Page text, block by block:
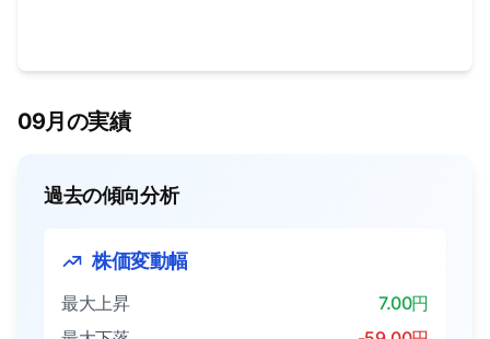
09月の実績
過去の傾向分析
株価変動幅
最大上昇
7.00円